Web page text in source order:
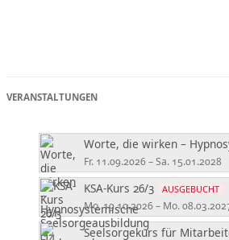
Worte, die wirken –
Fr. 11.09.2026 – Sa. 15.01.2028
KSA-Kurs 26/3 AUSGEBUCHT
Mo. 19.10.2026 – Mo.
Seelsorgekurs für